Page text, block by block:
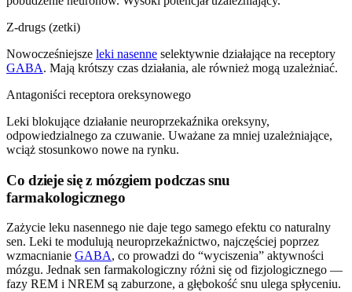
Z-drugs (zetki)
Nowocześniejsze leki nasenne selektywnie działające na receptory
GABA. Mają krótszy czas działania, ale również mogą uzależniać.
Antagoniści receptora oreksynowego
Leki blokujące działanie neuroprzekaźnika oreksyny,
odpowiedzialnego za czuwanie. Uważane za mniej uzależniające,
wciąż stosunkowo nowe na rynku.
Co dzieje się z mózgiem podczas snu
farmakologicznego
Zażycie leku nasennego nie daje tego samego efektu co naturalny
sen. Leki te modulują neuroprzekaźnictwo, najczęściej poprzez
wzmacnianie GABA, co prowadzi do “wyciszenia” aktywności
mózgu. Jednak sen farmakologiczny różni się od fizjologicznego —
fazy REM i NREM są zaburzone, a głębokość snu ulega spłyceniu.